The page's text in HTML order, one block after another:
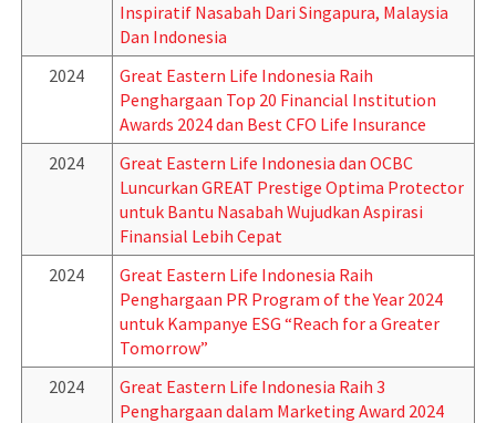
Inspiratif Nasabah Dari Singapura, Malaysia
Dan Indonesia
2024
Great Eastern Life Indonesia Raih
Penghargaan Top 20 Financial Institution
Awards 2024 dan Best CFO Life Insurance
2024
Great Eastern Life Indonesia dan OCBC
Luncurkan GREAT Prestige Optima Protector
untuk Bantu Nasabah Wujudkan Aspirasi
Finansial Lebih Cepat
2024
Great Eastern Life Indonesia Raih
Penghargaan PR Program of the Year 2024
untuk Kampanye ESG “Reach for a Greater
Tomorrow”
2024
Great Eastern Life Indonesia Raih 3
Penghargaan dalam Marketing Award 2024